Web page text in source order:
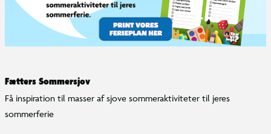
Fætters Sommersjov
Få inspiration til masser af sjove sommeraktiviteter til jeres
sommerferie